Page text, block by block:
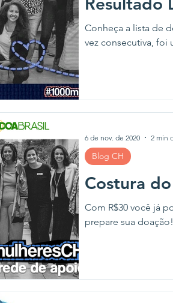
Conheça a lista de doadores do Doa Brasil. A Cruzando
vez consecutiva, foi
Costura
Com R$30 você já
prepare sua doação!
Blog CH
6 de nov. de 2020 2 min